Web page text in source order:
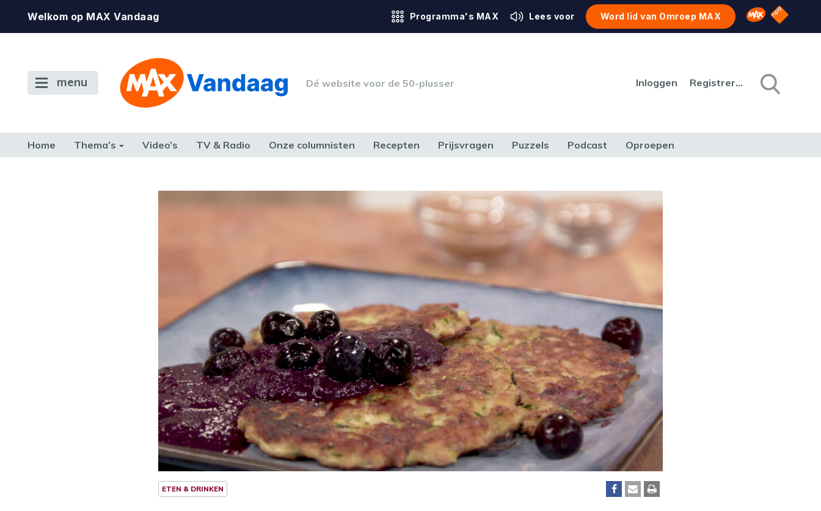
Welkom op MAX Vandaag Programma's MAX Lees voor Word lid van Omroep MAX Omroep MAX
NPO
menu Dé website voor de 50-plusser Inloggen Registreren
Home Thema’s Video’s TV & Radio Onze columnisten Recepten Prijsvragen Puzzels Podcast Oproepen
ETEN & DRINKEN